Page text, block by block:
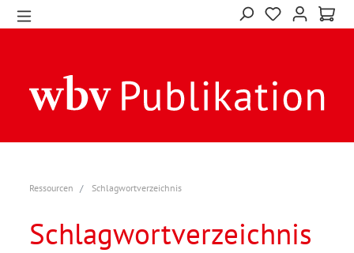
Ressourcen Schlagwortverzeichnis
Schlagwortverzeichnis